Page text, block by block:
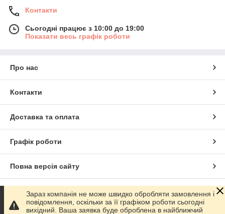
Контакти
Сьогодні працює з 10:00 до 19:00
Показати весь графік роботи
Про нас
Контакти
Доставка та оплата
Графік роботи
Повна версія сайту
Сайт створено на маркетплейсі Prom.ua
Зараз компанія не може швидко обробляти замовлення і
повідомлення, оскільки за її графіком роботи сьогодні
вихідний. Ваша заявка буде оброблена в найближчий